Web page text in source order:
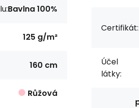
Bavlna 100%
125 g/m²
160 cm
Růžová
Certifikát:
Účel
látky: